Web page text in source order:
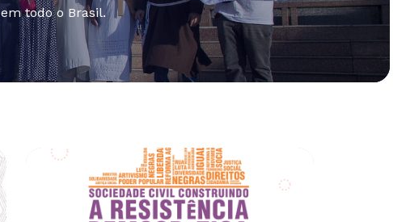
todo o Brasil.